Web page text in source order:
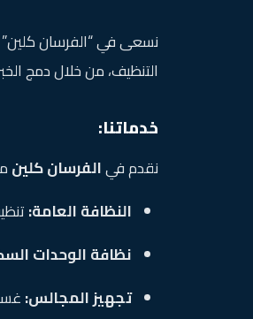
نسعى في “الفرسان كلين”
التنظيف، من خلال دمج
خدماتنا:
نقدم فيالفرسان كلين
النظافة العامة:
نظافة الوحدات
تجهيز المجالس: